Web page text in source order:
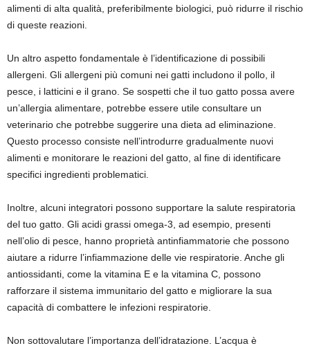
alimenti di alta qualità, preferibilmente biologici, può ridurre il rischio
di queste reazioni.
Un altro aspetto fondamentale è l’identificazione di possibili
allergeni. Gli allergeni più comuni nei gatti includono il pollo, il
pesce, i latticini e il grano. Se sospetti che il tuo gatto possa avere
un’allergia alimentare, potrebbe essere utile consultare un
veterinario che potrebbe suggerire una dieta ad eliminazione.
Questo processo consiste nell’introdurre gradualmente nuovi
alimenti e monitorare le reazioni del gatto, al fine di identificare
specifici ingredienti problematici.
Inoltre, alcuni integratori possono supportare la salute respiratoria
del tuo gatto. Gli acidi grassi omega-3, ad esempio, presenti
nell’olio di pesce, hanno proprietà antinfiammatorie che possono
aiutare a ridurre l’infiammazione delle vie respiratorie. Anche gli
antiossidanti, come la vitamina E e la vitamina C, possono
rafforzare il sistema immunitario del gatto e migliorare la sua
capacità di combattere le infezioni respiratorie.
Non sottovalutare l’importanza dell’idratazione. L’acqua è